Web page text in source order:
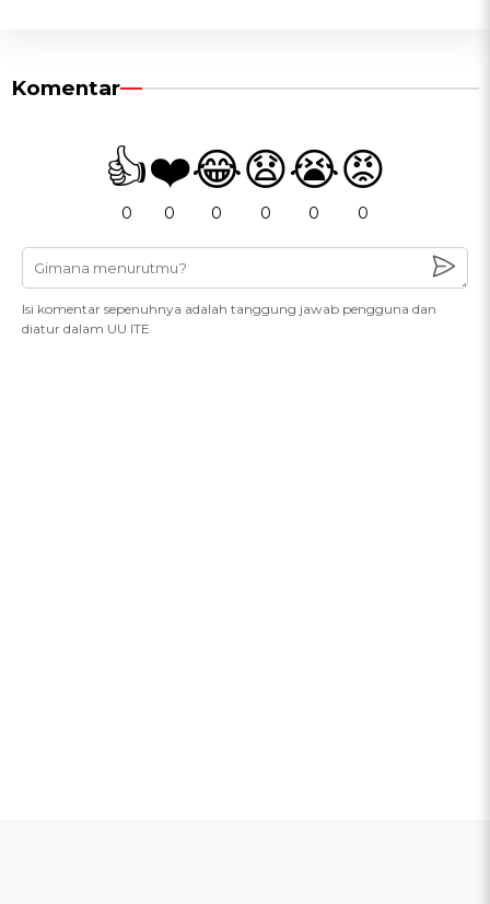
Komentar
👍
0
❤️
0
😂
0
😧
0
😭
0
😡
0
Isi komentar sepenuhnya adalah tanggung jawab pengguna dan
diatur dalam UU ITE